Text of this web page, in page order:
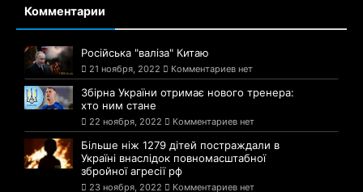
Комментарии
Російська "валіза" Китаю
21 ноября, 2022 Комментариев нет
Збірна України отримає нового тренера:
хто ним стане
22 ноября, 2022 Комментариев нет
Більше ніж 1279 дітей постраждали в
Україні внаслідок повномасштабної
збройної агресії рф
23 ноября, 2022 Комментариев нет